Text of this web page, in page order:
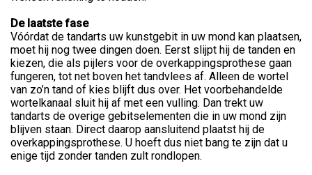
De laatste fase
Vóórdat de tandarts uw kunstgebit in uw mond kan plaatsen,
moet hij nog twee dingen doen. Eerst slijpt hij de tanden en
kiezen, die als pijlers voor de overkappingsprothese gaan
fungeren, tot net boven het tandvlees af. Alleen de wortel
van zo’n tand of kies blijft dus over. Het voorbehandelde
wortelkanaal sluit hij af met een vulling. Dan trekt uw
tandarts de overige gebitselementen die in uw mond zijn
blijven staan. Direct daarop aansluitend plaatst hij de
overkappingsprothese. U hoeft dus niet bang te zijn dat u
enige tijd zonder tanden zult rondlopen.